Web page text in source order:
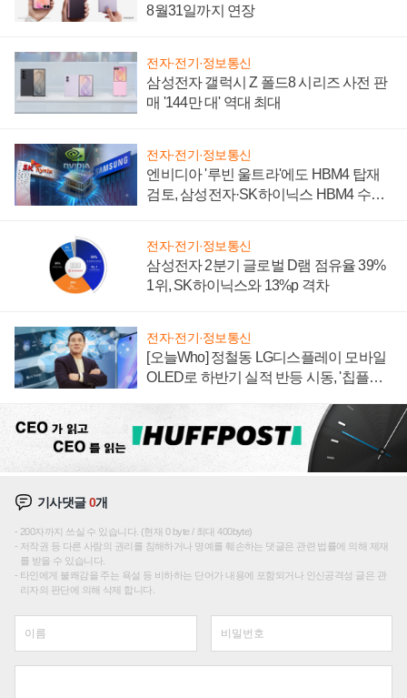
8월31일까지 연장
전자·전기·정보통신
삼성전자 갤럭시 Z 폴드8 시리즈 사전 판
매 '144만 대' 역대 최대
전자·전기·정보통신
엔비디아 '루빈 울트라'에도 HBM4 탑재
검토, 삼성전자·SK하이닉스 HBM4 수율
전자·전기·정보통신
삼성전자 2분기 글로벌 D램 점유율 39%
1위, SK하이닉스와 13%p 격차
전자·전기·정보통신
[오늘Who] 정철동 LG디스플레이 모바일
OLED로 하반기 실적 반등 시동, '칩플레
기사댓글0개
200자까지 쓰실 수 있습니다. (현재 0 byte / 최대 400byte)
저작권 등 다른 사람의 권리를 침해하거나 명예를 훼손하는 댓글은 관련 법률에 의해 제재
를 받을 수 있습니다.
타인에게 불쾌감을 주는 욕설 등 비하하는 단어가 내용에 포함되거나 인신공격성 글은 관
리자의 판단에 의해 삭제 합니다.